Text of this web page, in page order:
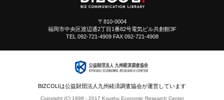
〒810-0004
福岡市中央区渡辺通2丁目1番82号電気ビル共創館3F
TEL 092-721-4909 FAX 092-721-4908
BIZCOLIは公益財団法人九州経済調査協会が運営しています
Copyright (C) 1998 - 2017 Kyushu Economic Research Center